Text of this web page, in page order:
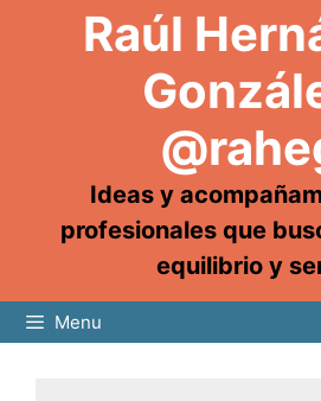
Raúl
Ideas y
profesionales que
equilibrio y
Menu